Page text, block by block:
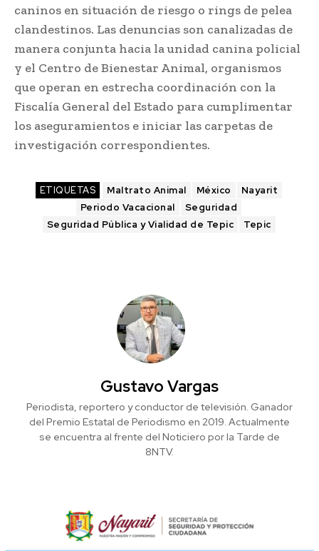
caninos en situación de riesgo o rings de pelea
clandestinos. Las denuncias son canalizadas de
manera conjunta hacia la unidad canina policial
y el Centro de Bienestar Animal, organismos
que operan en estrecha coordinación con la
Fiscalía General del Estado para cumplimentar
los aseguramientos e iniciar las carpetas de
investigación correspondientes.
ETIQUETAS Maltrato Animal México
Nayarit
Periodo Vacacional
Seguridad
Seguridad Pública y Vialidad de Tepic
Tepic
Gustavo Vargas
Periodista, reportero y conductor de televisión. Ganador
del Premio Estatal de Periodismo en 2019. Actualmente
se encuentra al frente del Noticiero por la Tarde de
8NTV.